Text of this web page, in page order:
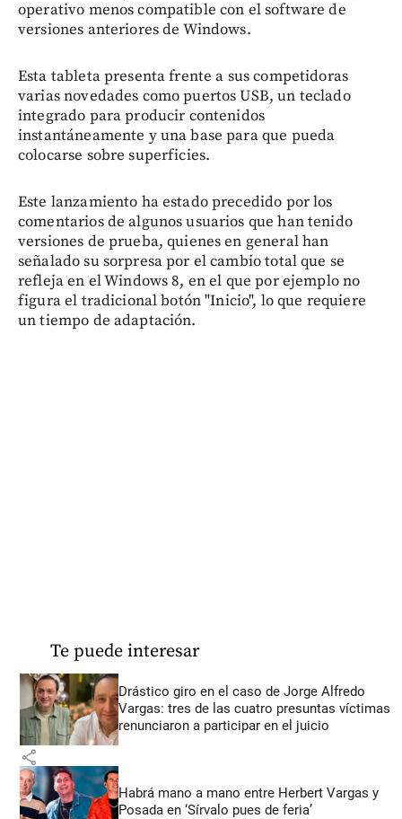
operativo menos compatible con el software de
versiones anteriores de Windows.
Esta tableta presenta frente a sus competidoras
varias novedades como puertos USB, un teclado
integrado para producir contenidos
instantáneamente y una base para que pueda
colocarse sobre superficies.
Este lanzamiento ha estado precedido por los
comentarios de algunos usuarios que han tenido
versiones de prueba, quienes en general han
señalado su sorpresa por el cambio total que se
refleja en el Windows 8, en el que por ejemplo no
figura el tradicional botón "Inicio", lo que requiere
un tiempo de adaptación.
Te puede interesar
Drástico giro en el caso de Jorge Alfredo
Vargas: tres de las cuatro presuntas víctimas
renunciaron a participar en el juicio
share
Habrá mano a mano entre Herbert Vargas y
Posada en ‘Sírvalo pues de feria’